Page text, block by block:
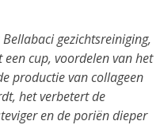
Bellabaci gezichtsreiniging,
cup, voordelen van het
productie van collageen
het verbetert de
en de poriën dieper